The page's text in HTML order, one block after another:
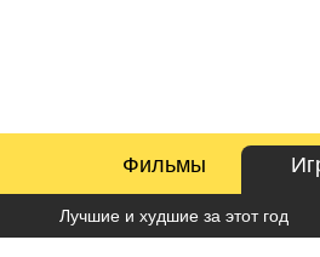
Фильмы
Лучшие и худшие за этот год